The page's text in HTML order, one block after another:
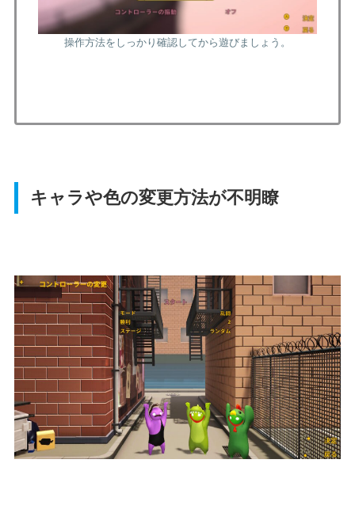
操作方法をしっかり確認してから遊びましょう。
キャラや色の変更方法が不明瞭